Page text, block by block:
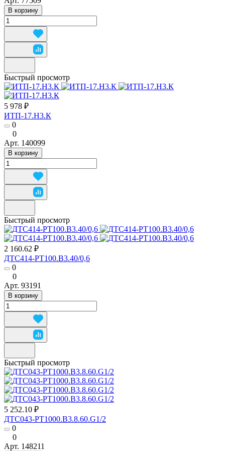
В корзину
Быстрый просмотр
5 978 ₽
ИТП-17.Н3.К
0
0
Арт. 140099
В корзину
Быстрый просмотр
2 160.62 ₽
ДТС414-РТ100.В3.40/0,6
0
0
Арт. 93191
В корзину
Быстрый просмотр
5 252.10 ₽
ДТС043-РТ1000.В3.8.60.G1/2
0
0
Арт. 148211